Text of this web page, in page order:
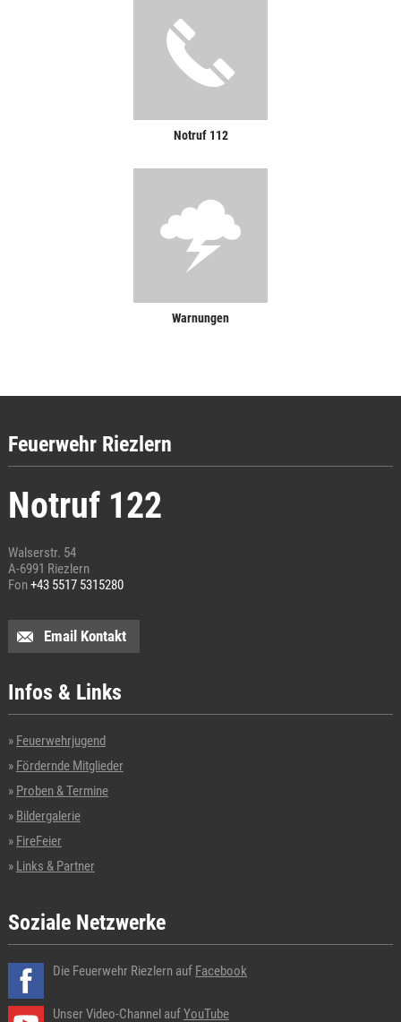
Notruf 112
Warnungen
Feuerwehr Riezlern
Notruf 122
Walserstr. 54
A-6991 Riezlern
Fon+43 5517 5315280
Email Kontakt
Infos & Links
Feuerwehrjugend
Fördernde Mitglieder
Proben & Termine
Bildergalerie
FireFeier
Links & Partner
Soziale Netzwerke
Die Feuerwehr Riezlern auf Facebook
Unser Video-Channel auf YouTube